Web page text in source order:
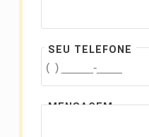
SEU TELEFONE
MENSAGEM